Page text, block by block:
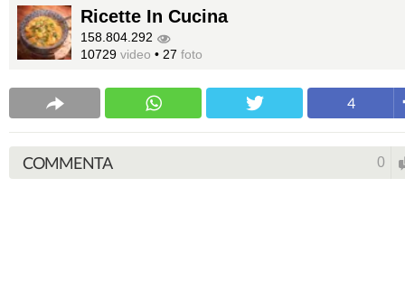
Ricette In Cucina
158.804.292
10729 video • 27 foto
4
COMMENTA 0